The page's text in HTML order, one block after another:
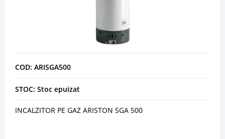
COD: ARISGA500
STOC: Stoc epuizat
INCALZITOR PE GAZ ARISTON SGA 500